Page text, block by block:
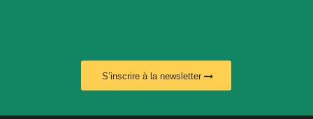
S’inscrire à la newsletter